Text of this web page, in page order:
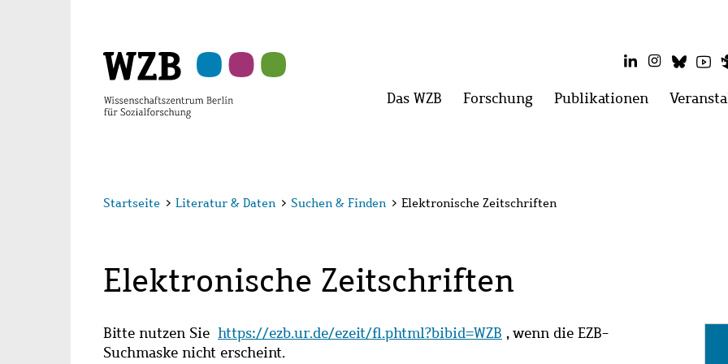
LinkedInInstagram
Hauptmenü
Das WZB Menü
Forschung Menü
Publikationen Menü
Startseite > Literatur & Daten > Suchen & Finden > Elektronische Zeitschriften
Elektronische Zeitschriften
Bitte nutzen Sie https://ezb.ur.de/ezeit/fl.phtml?bibid=WZB , wenn die EZB-
Suchmaske nicht erscheint.